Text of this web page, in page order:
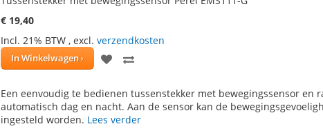
€ 19,40
Incl. 21% BTW , excl. verzendkosten
In Winkelwagen
VOEG
AAN
VERLANGLIJST
TE
VERGELIJKEN
Een eenvoudig te bedienen tussenstekker met bewegingssensor en
automatisch dag en nacht. Aan de sensor kan de
ingesteld worden. Lees verder